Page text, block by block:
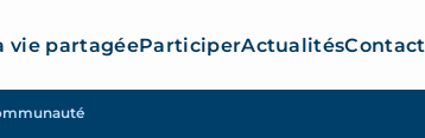
vie partagéeParticiperActualitésContact